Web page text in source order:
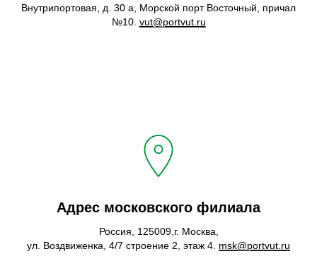
Внутрипортовая, д. 30 а, Морской порт Восточный, причал
№10. vut@portvut.ru
Адрес московского филиала
Россия, 125009,г. Москва,
ул. Воздвиженка, 4/7 строение 2, этаж 4. msk@portvut.ru